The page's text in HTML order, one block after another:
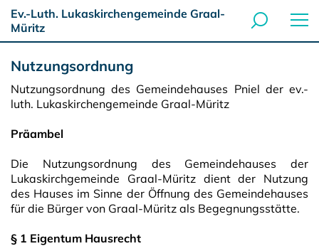
Ev.-Luth. Lukaskirchengemeinde Graal-
Müritz
Nutzungsordnung
Nutzungsordnung des Gemeindehauses Pniel der ev.-
luth. Lukaskirchengemeinde Graal-Müritz
Präambel
Die Nutzungsordnung des Gemeindehauses der
Lukaskirchgemeinde Graal-Müritz dient der Nutzung
des Hauses im Sinne der Öffnung des Gemeindehauses
für die Bürger von Graal-Müritz als Begegnungsstätte.
§ 1 Eigentum Hausrecht